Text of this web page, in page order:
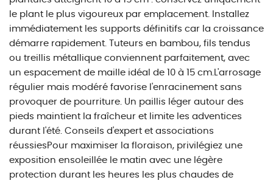
le plant le plus vigoureux par emplacement. Installez
immédiatement les supports définitifs car la croissance
démarre rapidement. Tuteurs en bambou, fils tendus
ou treillis métallique conviennent parfaitement, avec
un espacement de maille idéal de 10 à 15 cm.L'arrosage
régulier mais modéré favorise l'enracinement sans
provoquer de pourriture. Un paillis léger autour des
pieds maintient la fraîcheur et limite les adventices
durant l'été. Conseils d'expert et associations
réussiesPour maximiser la floraison, privilégiez une
exposition ensoleillée le matin avec une légère
protection durant les heures les plus chaudes de